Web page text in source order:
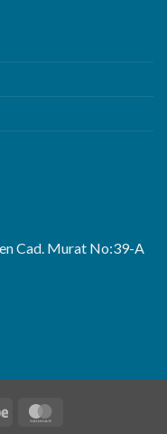
Cad. Murat No:39-A
Stripe